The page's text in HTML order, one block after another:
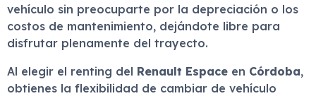
vehículo sin preocuparte por la depreciación o los
costos de mantenimiento, dejándote libre para
disfrutar plenamente del trayecto.
Al elegir el renting del Renault Espace en Córdoba,
obtienes la flexibilidad de cambiar de vehículo